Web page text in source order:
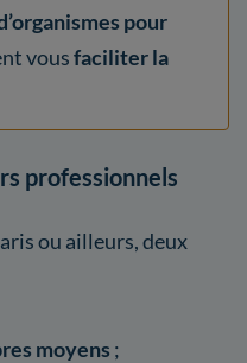
pour
vousfaciliter la
professionnels
ou ailleurs, deux
moyens ;